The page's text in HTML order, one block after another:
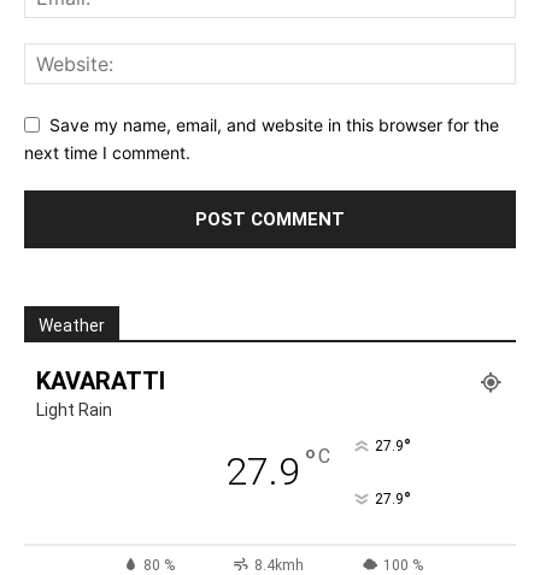
Save my name, email, and website in this browser for the
next time I comment.
Weather
KAVARATTI
Light Rain
27.9 °C 27.9°
27.9°
80 % 8.4kmh 100 %